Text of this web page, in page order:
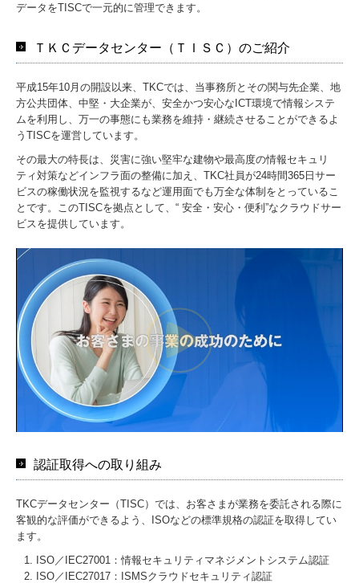
データをTISCで一元的に管理できます。
ＴＫＣデータセンター（ＴＩＳＣ）のご紹介
平成15年10月の開設以来、TKCでは、当事務所とその関与先企業、地
方公共団体、中堅・大企業が、安全かつ安心なICT環境で情報システ
ムを利用し、万一の事態にも業務を維持・継続させることができるよ
うTISCを運営しています。
その最大の特長は、災害に強い堅牢な建物や最高度の情報セキュリ
ティ対策などインフラ面の整備に加え、TKC社員が24時間365日サー
ビスの稼働状況を監視するなど運用面でも万全な体制をとっているこ
とです。このTISCを拠点として、“ 安全・安心・便利”なクラウドサー
ビスを提供しています。
認証取得への取り組み
TKCデータセンター（TISC）では、お客さまが業務を委託される際に
客観的な評価ができるよう、ISOなどの標準規格の認証を取得してい
ます。
ISO／IEC27001：情報セキュリティマネジメントシステム認証
ISO／IEC27017：ISMSクラウドセキュリティ認証